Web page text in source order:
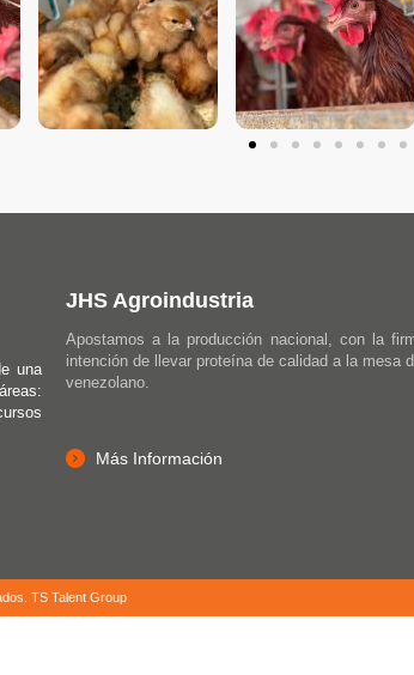
una
JHS Agroindustria
Apostamos a la producción nacional, con la
intención de llevar proteína de calidad a la mesa
venezolano.
Más Información
TS Talent Group